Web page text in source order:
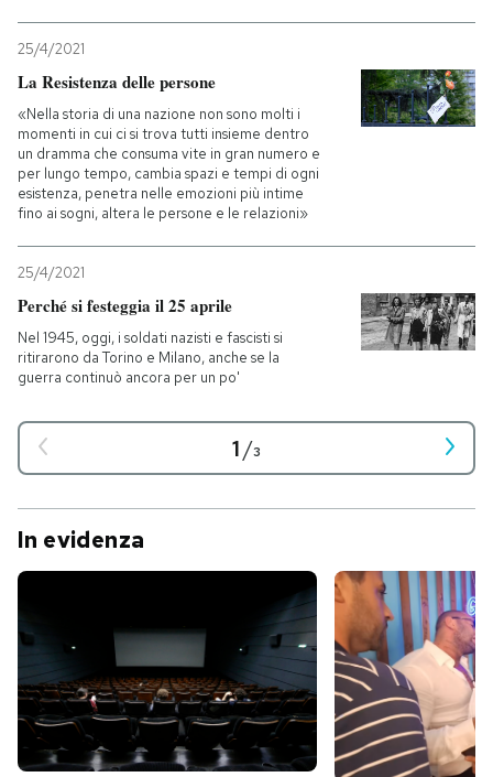
25/4/2021
La Resistenza delle persone
«Nella storia di una nazione non sono molti i
momenti in cui ci si trova tutti insieme dentro
un dramma che consuma vite in gran numero e
per lungo tempo, cambia spazi e tempi di ogni
esistenza, penetra nelle emozioni più intime
fino ai sogni, altera le persone e le relazioni»
25/4/2021
Perché si festeggia il 25 aprile
Nel 1945, oggi, i soldati nazisti e fascisti si
ritirarono da Torino e Milano, anche se la
guerra continuò ancora per un po'
1/3
In evidenza